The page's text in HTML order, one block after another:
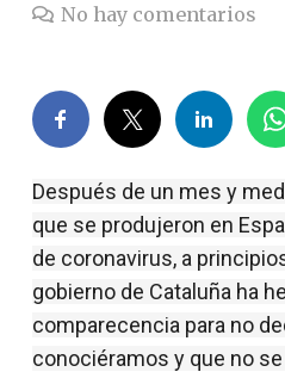
No hay comentarios
Después de un mes y
que se produjeron en
de coronavirus, a
gobierno de Cataluña ha
comparecencia para no
conociéramos y que no